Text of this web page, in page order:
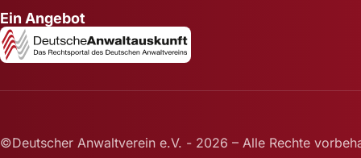
Ein Angebot
©Deutscher Anwaltverein e.V. - 2026 – Alle Rechte